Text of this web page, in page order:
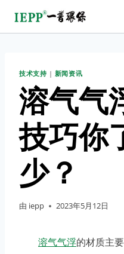
技术支持 | 新闻资讯
溶气气
技巧你
少？
由 iepp 2023年5月12日
溶气气浮的材质主